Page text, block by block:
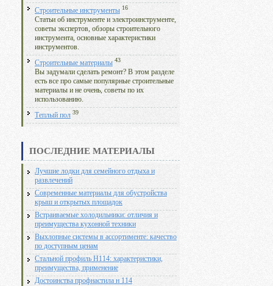
Строительные инструменты 16
Статьи об инструменте и электроинструменте,
советы экспертов, обзоры строительного
инструмента, основные характеристики
инструментов.
Строительные материалы 43
Вы задумали сделать ремонт? В этом разделе
есть все про самые популярные строительные
материалы и не очень, советы по их
использованию.
Теплый пол 39
ПОСЛЕДНИЕ МАТЕРИАЛЫ
Лучшие лодки для семейного отдыха и
развлечений
Современные материалы для обустройства
крыш и открытых площадок
Встраиваемые холодильники: отличия и
преимущества кухонной техники
Выхлопные системы в ассортименте: качество
по доступным ценам
Стальной профиль Н114: характеристики,
преимущества, применение
Достоинства профнастила н 114